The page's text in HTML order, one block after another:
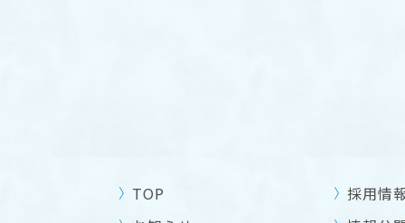
TOP
採用情